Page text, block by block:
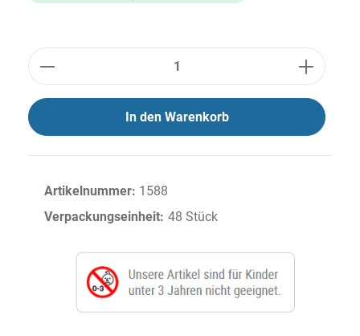
In den Warenkorb
Artikelnummer: 1588
Verpackungseinheit: 48 Stück